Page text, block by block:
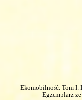
Ekomobilność. Tom I.
Egzemplarz